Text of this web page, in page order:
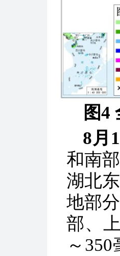
图4
8月
和南
湖北
地部
部、
～